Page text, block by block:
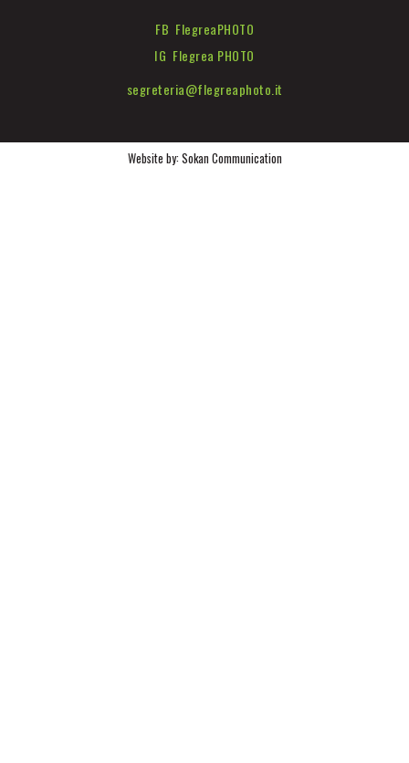
FB FlegreaPHOTO
IG Flegrea PHOTO
segreteria@flegreaphoto.it
Website by: Sokan Communication